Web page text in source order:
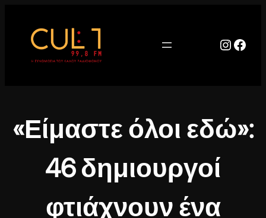
περιεχόμενο
«Είμαστε όλοι εδώ»:
46 δημιουργοί
φτιάχνουν ένα